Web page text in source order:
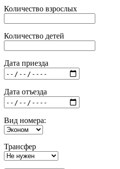
Количество взрослых
Количество детей
Дата приезда
Дата отъезда
Вид номера:
Трансфер